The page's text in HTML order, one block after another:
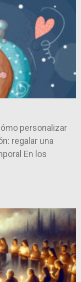
personalizar
regalar una
En los